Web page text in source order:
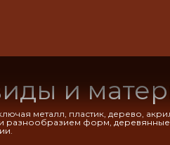
и
металл, пластик, дерево,
разнообразием форм,